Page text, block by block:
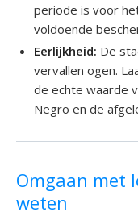
periode is voor
voldoende
Eerlijkheid: De
vervallen ogen.
de echte waarde
Negro en de
Omgaan met
weten